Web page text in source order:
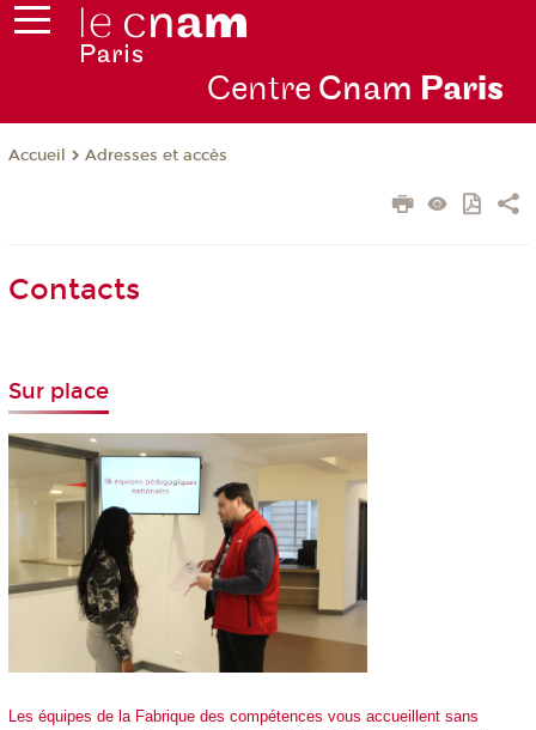
Centre Cnam Paris
Accueil Adresses et accès
Contacts
Sur place
Les équipes de la Fabrique des compétences vous accueillent sans